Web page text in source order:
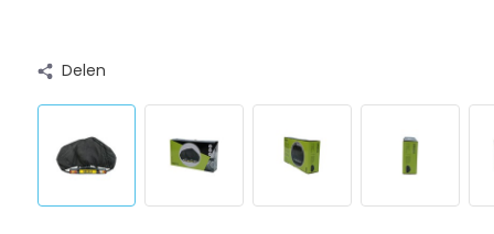
Delen